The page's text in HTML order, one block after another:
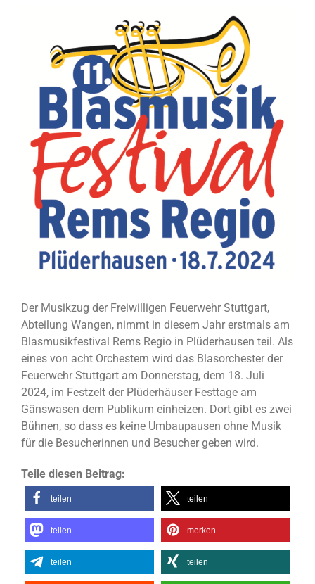
Der Musikzug der Freiwilligen Feuerwehr Stuttgart,
Abteilung Wangen, nimmt in diesem Jahr erstmals am
Blasmusikfestival Rems Regio in Plüderhausen teil. Als
eines von acht Orchestern wird das Blasorchester der
Feuerwehr Stuttgart am Donnerstag, dem 18. Juli
2024, im Festzelt der Plüderhäuser Festtage am
Gänswasen dem Publikum einheizen. Dort gibt es zwei
Bühnen, so dass es keine Umbaupausen ohne Musik
für die Besucherinnen und Besucher geben wird.
Teile diesen Beitrag:
teilen teilen
teilen merken
teilen teilen